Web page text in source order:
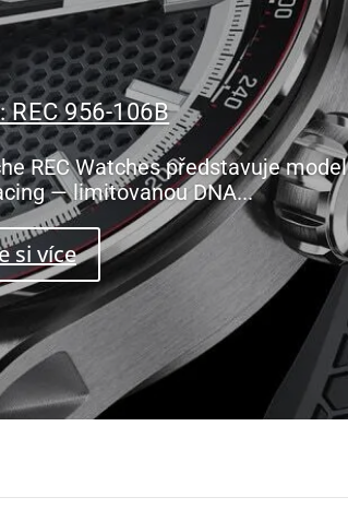
956-106B
REC Watches představuje model
— limitovanou DNA...
si více